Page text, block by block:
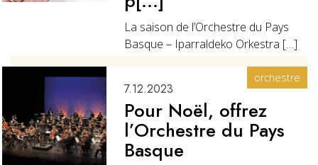
La saison de l’Orchestre du Pays
Basque – Iparraldeko Orkestra […]
orchestre
7.12.2023
Pour Noël, offrez
l’Orchestre du Pays
Basque